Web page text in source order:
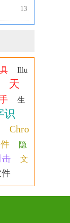
13
Illu
天
生
识
Chro
隐
击
文